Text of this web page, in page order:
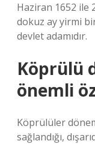
Haziran 1652 ile
dokuz ay yirmi
devlet adamıdır.
Köprülü
önemli
Köprülüler
sağlandığı,